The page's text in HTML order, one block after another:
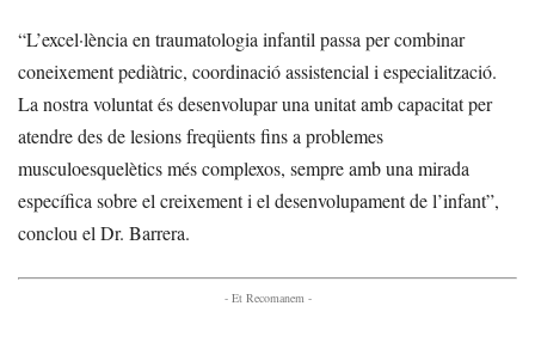
“L’excel·lència en traumatologia infantil passa per combinar
coneixement pediàtric, coordinació assistencial i especialització.
La nostra voluntat és desenvolupar una unitat amb capacitat per
atendre des de lesions freqüents fins a problemes
musculoesquelètics més complexos, sempre amb una mirada
específica sobre el creixement i el desenvolupament de l’infant”,
conclou el Dr. Barrera.
- Et Recomanem -